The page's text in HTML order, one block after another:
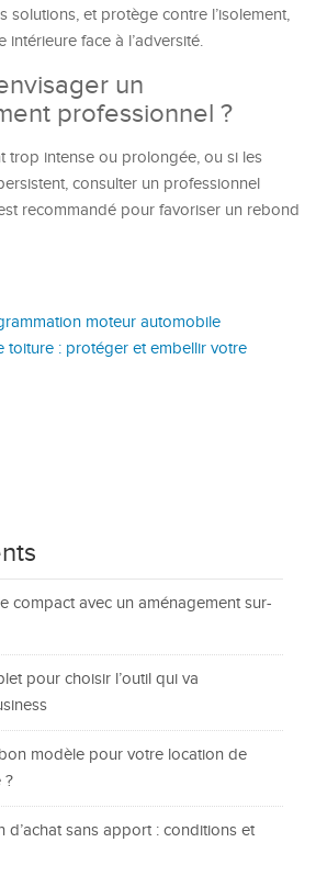
solutions, et protège contre l’isolement,
intérieure face à l’adversité.
un
professionnel ?
trop intense ou prolongée, ou si les
consulter un professionnel
recommandé pour favoriser un rebond
moteur automobile
toiture : protéger et embellir votre
compact avec un aménagement sur-
pour choisir l’outil qui va
modèle pour votre location de
?
d’achat sans apport : conditions et